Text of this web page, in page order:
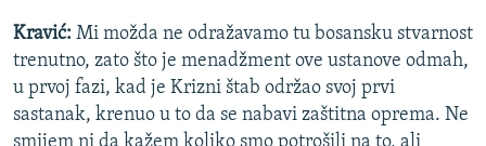
Kravić: Mi možda ne odražavamo tu bosansku stvarnost
trenutno, zato što je menadžment ove ustanove odmah,
u prvoj fazi, kad je Krizni štab održao svoj prvi
sastanak, krenuo u to da se nabavi zaštitna oprema. Ne